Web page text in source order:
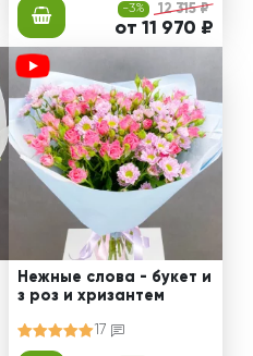
-3% 12 315 ₽
от 11 970 ₽
Нежные слова - букет и
з роз и хризантем
17